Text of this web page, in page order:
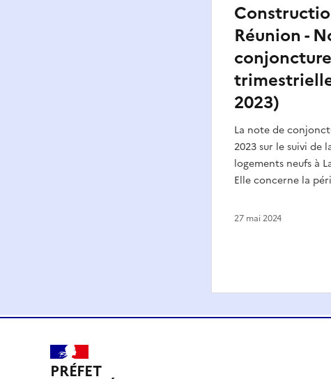
Réunion -
conjoncture
2023)
La note de
2023 sur le suivi de
logements neufs à
Elle concerne la
27 mai 2024
PRÉFET